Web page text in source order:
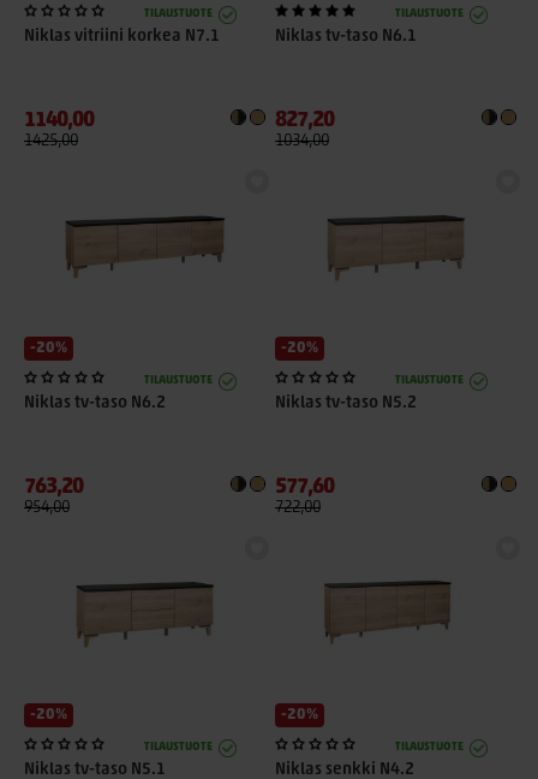
TILAUSTUOTE
Niklas vitriini korkea N7.1
1140,00
1425,00
TILAUSTUOTE
Niklas tv-taso N6.1
827,20
1034,00
-20%
TILAUSTUOTE
Niklas tv-taso N6.2
763,20
954,00
-20%
TILAUSTUOTE
Niklas tv-taso N5.2
577,60
722,00
-20%
TILAUSTUOTE
Niklas tv-taso N5.1
-20%
TILAUSTUOTE
Niklas senkki N4.2